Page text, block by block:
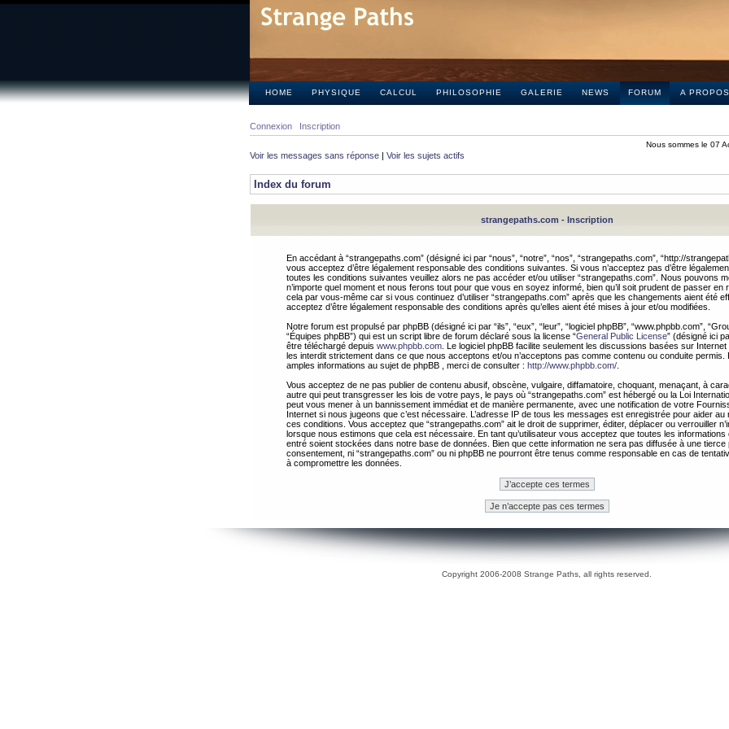
HOME PHYSIQUE CALCUL PHILOSOPHIE GALERIE NEWS FORUM A PROPOS
Connexion Inscription
Nous sommes le 07
Voir les messages sans réponse | Voir les sujets actifs
Index du forum
strangepaths.com - Inscription
En accédant à “strangepaths.com” (désigné ici par “nous”, “notre”, “nos”, “strangepaths.com”, “http://
vous acceptez d’être légalement responsable des conditions suivantes. Si vous n’acceptez pas d’être
toutes les conditions suivantes veuillez alors ne pas accéder et/ou utiliser “strangepaths.com”. Nous pouvons
n’importe quel moment et nous ferons tout pour que vous en soyez informé, bien qu’il soit prudent de passer en
cela par vous-même car si vous continuez d’utiliser “strangepaths.com” après que les changements aient été
acceptez d’être légalement responsable des conditions après qu’elles aient été mises à jour et/ou modifiées.
Notre forum est propulsé par phpBB (désigné ici par “ils”, “eux”, “leur”, “logiciel phpBB”, “www.phpbb.com”,
“Équipes phpBB”) qui est un script libre de forum déclaré sous la license “General Public License” (désigné ici
être téléchargé depuis www.phpbb.com . Le logiciel phpBB facilite seulement les discussions basées sur
les interdit strictement dans ce que nous acceptons et/ou n’acceptons pas comme contenu ou conduite permis.
amples informations au sujet de phpBB , merci de consulter : http://www.phpbb.com/
Vous acceptez de ne pas publier de contenu abusif, obscène, vulgaire, diffamatoire, choquant, menaçant, à
autre qui peut transgresser les lois de votre pays, le pays où “strangepaths.com” est hébergé ou la Loi
peut vous mener à un bannissement immédiat et de manière permanente, avec une notification de votre
Internet si nous jugeons que c’est nécessaire. L’adresse IP de tous les messages est enregistrée pour aider au
ces conditions. Vous acceptez que “strangepaths.com” ait le droit de supprimer, éditer, déplacer ou verrouiller
lorsque nous estimons que cela est nécessaire. En tant qu’utilisateur vous acceptez que toutes les
entré soient stockées dans notre base de données. Bien que cette information ne sera pas diffusée à une
consentement, ni “strangepaths.com” ou ni phpBB ne pourront être tenus comme responsable en cas de
à compromettre les données.
Copyright 2006-2008 Strange Paths, all rights reserved.